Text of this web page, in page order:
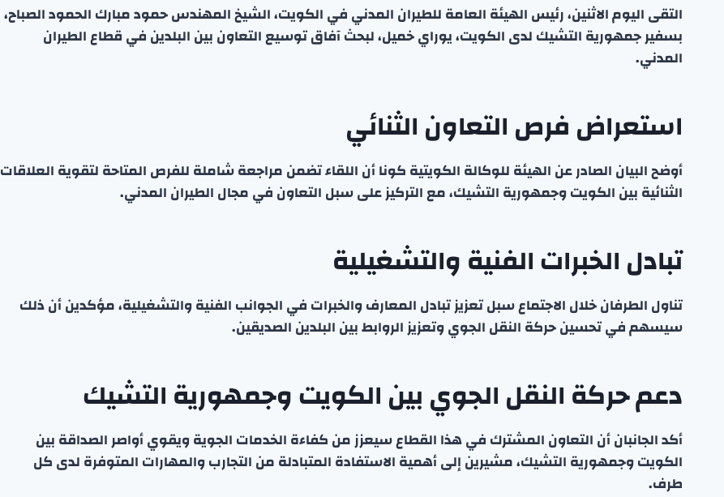
التقى اليوم الاثنين، رئيس الهيئة العامة للطيران المدني في الكويت، الشيخ المهندس حمود مبارك الحمود الصباح،
بسفير جمهورية التشيك لدى الكويت، يوراي خميل، لبحث آفاق توسيع التعاون بين البلدين في قطاع الطيران
المدني.
استعراض فرص التعاون الثنائي
أوضح البيان الصادر عن الهيئة للوكالة الكويتية كونا أن اللقاء تضمن مراجعة شاملة للفرص المتاحة لتقوية العلاقات
الثنائية بين الكويت وجمهورية التشيك، مع التركيز على سبل التعاون في مجال الطيران المدني.
تبادل الخبرات الفنية والتشغيلية
تناول الطرفان خلال الاجتماع سبل تعزيز تبادل المعارف والخبرات في الجوانب الفنية والتشغيلية، مؤكدين أن ذلك
سيسهم في تحسين حركة النقل الجوي وتعزيز الروابط بين البلدين الصديقين.
دعم حركة النقل الجوي بين الكويت وجمهورية التشيك
أكد الجانبان أن التعاون المشترك في هذا القطاع سيعزز من كفاءة الخدمات الجوية ويقوي أواصر الصداقة بين
الكويت وجمهورية التشيك، مشيرين إلى أهمية الاستفادة المتبادلة من التجارب والمهارات المتوفرة لدى كل
طرف.